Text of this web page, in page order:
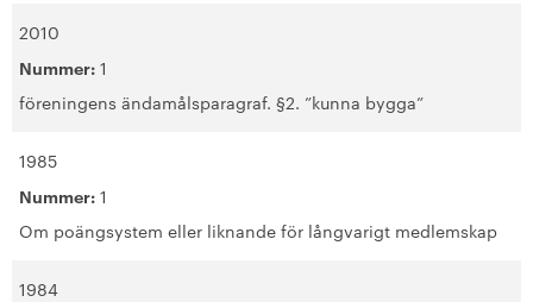
Kontakta oss
Sök ledigt
Våra bostäder
Vår boendeform
2010
Nummer: 1
föreningens ändamålsparagraf. §2. ”kunna bygga”
1985
Nummer: 1
Om poängsystem eller liknande för långvarigt medlemskap
1984